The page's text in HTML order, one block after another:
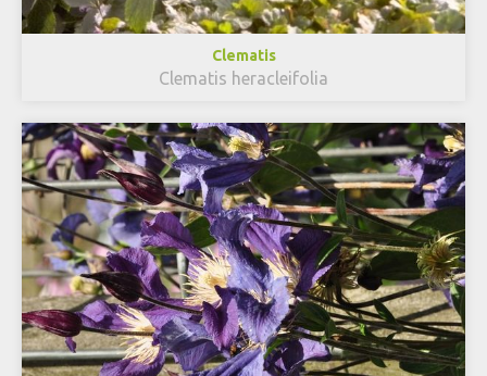
Clematis
Clematis heracleifolia